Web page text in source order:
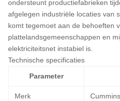
ondersteunt productiefabrieken
afgelegen industriële locaties van
komt tegemoet aan de behoeften
plattelandsgemeenschappen en
elektriciteitsnet instabiel is.
Technische specificaties
Parameter
Merk Cummins